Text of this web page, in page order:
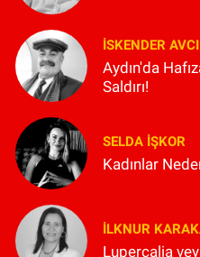
İSKENDER AVCI
Aydın'da
Saldırı!
SELDA İŞKOR
Kadınlar
İLKNUR
Lupercalia